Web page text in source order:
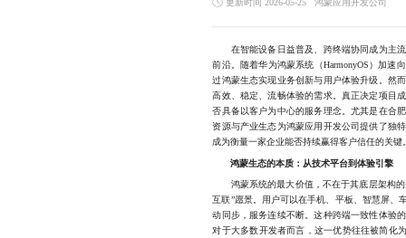
更新时间 2026-05-25 鸿蒙应用开发公司
在智能设备日益普及、跨终端协同成为主流
前沿。随着华为鸿蒙系统（HarmonyOS）加速
过鸿蒙生态实现业务创新与用户体验升级。然
高效、稳定、流畅体验的需求。真正决定项目
否具备以客户为中心的服务理念。尤其是在合
资源与产业生态为鸿蒙应用开发公司提供了独
成为衡量一家企业能否持续赢得客户信任的关键
鸿蒙生态的本质：从技术平台到体验引擎
鸿蒙系统的最大价值，不在于其底层架构的
互联”愿景。用户可以在手机、平板、智慧屏、
动同步，服务连续不断。这种跨端一致性体验
对于大多数开发者而言，这一优势往往被简化